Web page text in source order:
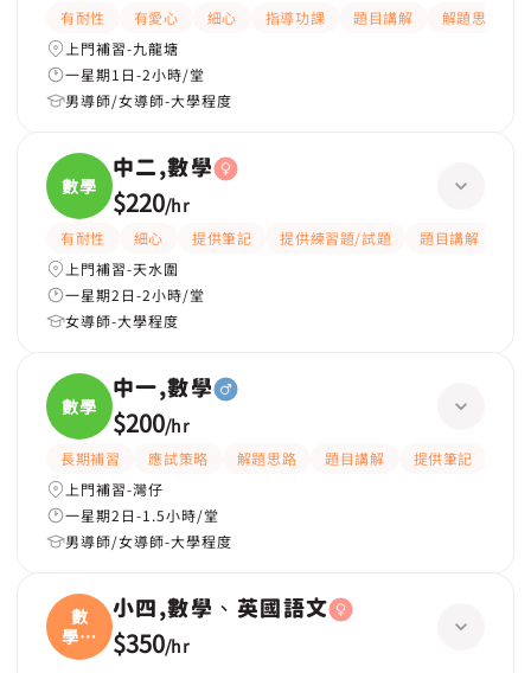
有耐性 有愛心 細心 指導功課 題目講解 解題思路
上門補習-九龍塘
一星期1日-2小時/堂
男導師/女導師-大學程度
數學
中二,數學
$220/hr
有耐性 細心 提供筆記 提供練習題/試題 題目講解
上門補習-天水圍
一星期2日-2小時/堂
女導師-大學程度
數學
中一,數學
$200/hr
長期補習 應試策略 解題思路 題目講解 提供筆記
上門補習-灣仔
一星期2日-1.5小時/堂
男導師/女導師-大學程度
數
學、
英國
小四,數學、英國語文
$350/hr